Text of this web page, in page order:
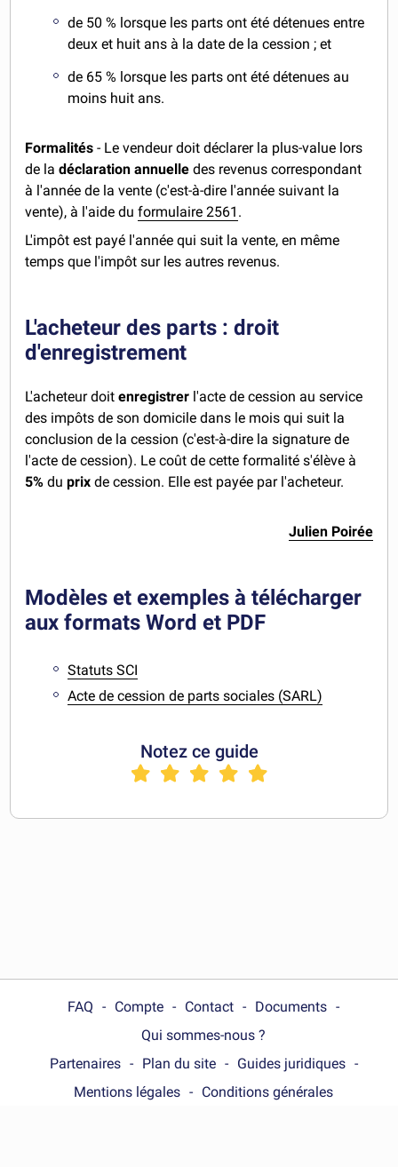
de 50 % lorsque les parts ont été détenues entre
deux et huit ans à la date de la cession ; et
de 65 % lorsque les parts ont été détenues au
moins huit ans.
Formalités - Le vendeur doit déclarer la plus-value lors
de ladéclaration annuelle des revenus correspondant
à l'année de la vente (c'est-à-dire l'année suivant la
vente), à l'aide duformulaire 2561 .
L'impôt est payé l'année qui suit la vente, en même
temps que l'impôt sur les autres revenus.
L'acheteur des parts : droit
d'enregistrement
L'acheteur doitenregistrer l'acte de cession au service
des impôts de son domicile dans le mois qui suit la
conclusion de la cession (c'est-à-dire la signature de
l'acte de cession). Le coût de cette formalité s'élève à
5% duprix de cession. Elle est payée par l'acheteur.
Julien Poirée
Modèles et exemples à télécharger
aux formats Word et PDF
Statuts SCI
Acte de cession de parts sociales (SARL)
Notez ce guide
FAQ Compte Contact
Documents
Qui sommes-nous ?
Partenaires
Plan du site
Guides juridiques
Mentions légales
Conditions générales